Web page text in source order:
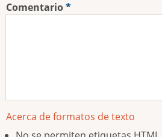
Comentario
Acerca de formatos de texto